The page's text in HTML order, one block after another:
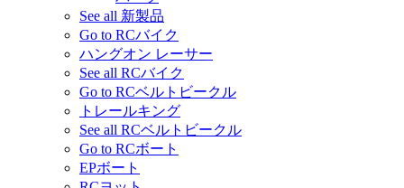
See all 新製品
Go to RCバイク
ハングオン レーサー
See all RCバイク
Go to RCベルトビークル
トレールキング
See all RCベルトビークル
Go to RCボート
EPボート